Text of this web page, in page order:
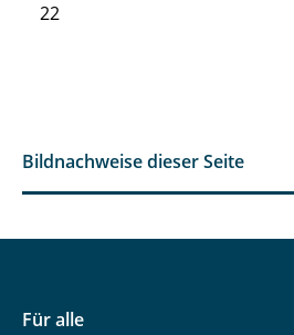
22
Bildnachweise dieser Seite
Für alle